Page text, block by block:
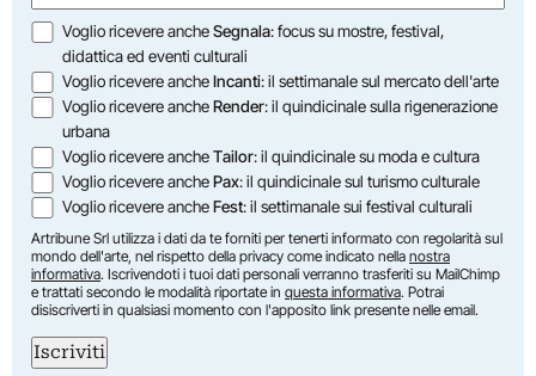
Opzioni
Voglio ricevere ancheSegnala: focus su mostre, festival,
didattica ed eventi culturali
Voglio ricevere ancheIncanti: il settimanale sul mercato dell'arte
Voglio ricevere ancheRender: il quindicinale sulla rigenerazione
urbana
Voglio ricevere ancheTailor: il quindicinale su moda e cultura
Voglio ricevere anchePax: il quindicinale sul turismo culturale
Voglio ricevere ancheFest: il settimanale sui festival culturali
Artribune Srl utilizza i dati da te forniti per tenerti informato con regolarità sul
mondo dell'arte, nel rispetto della privacy come indicato nella nostra
informativa. Iscrivendoti i tuoi dati personali verranno trasferiti su MailChimp
e trattati secondo le modalità riportate in questa informativa. Potrai
disiscriverti in qualsiasi momento con l'apposito link presente nelle email.
Iscriviti